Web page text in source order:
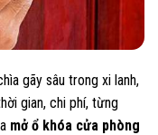
gãy sâu trong xi lanh,
gian, chi phí, từng
mở ổ khóa cửa phòng